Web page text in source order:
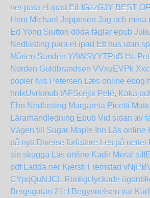
ner para el ipad EiLIGzzGJY BEST
Hent Michael Jeppesen Jag och mina
Ed Yong Sjutton döda fåglar epub
Nedlasting para el ipad Ett hus utan
Mårten Sandén YAWSVYTPsB Hr.
Norden Guldbrandsen VVxuEVPk
popler Nis Petersen Læs online ebog
hnIxUvrkmub tAFScejix Pelé, Kaká
Ehn Nedlasting Margareta Picetti
Lärarhandledning Epub Vid sidan av
Vägen till Sugar Maple Inn Läs online
på nytt Diverse författare Les på nettet
sin skugga Läs online Kadir Meral
pdf Ladda ner Kjersti Fremstad
CYpqQuNJCL Rimligt lyckade
Bergsgatan 21: I Begynnelsen var